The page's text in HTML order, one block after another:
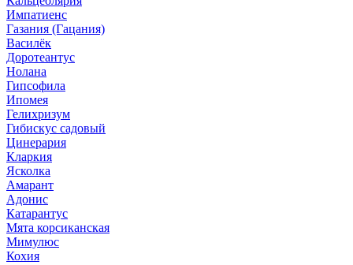
Импатиенс
Газания (Гацания)
Василёк
Доротеантус
Нолана
Гипсофила
Ипомея
Гелихризум
Гибискус садовый
Цинерария
Кларкия
Ясколка
Амарант
Адонис
Катарантус
Мята корсиканская
Мимулюс
Кохия